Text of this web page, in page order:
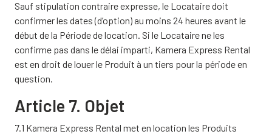
Sauf stipulation contraire expresse, le Locataire doit
confirmer les dates (d’option) au moins 24 heures avant le
début de la Période de location. Si le Locataire ne les
confirme pas dans le délai imparti, Kamera Express Rental
est en droit de louer le Produit à un tiers pour la période en
question.
Article 7. Objet
7.1 Kamera Express Rental met en location les Produits